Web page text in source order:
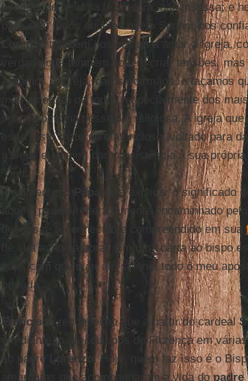
homens de fé, uma fé sincera, não insossa; e
para com todos aqueles que o Senhor nos
Lorenzo também nos ensina a amar a Igreja,
verdade que também podem criar tensões,
Amemos a Igreja, caros coirmãos, e façamos
mãe amorosa de todos, especialmente dos
social como na pessoal e religiosa. A igreja que
esse rosto materno e atencioso, voltado para
a Deus e, assim, dar consistência à sua
Finalmente, o Papa
quis explicar o significado
àquele pedido reiteradamente encaminhado pelo
que fosse reconhecido e compreendido em sua
de sua ação pastoral. Em uma carta ao bispo
hoje, com qualquer ato solene, todo o meu
privada'".
Francisco reconheceu que a partir do cardeal
em diante, os arcebispos de Florença em
ao padre
Lorenzo . Hoje, quem faz isso é o
amarguras que acompanharam a vida dopadre